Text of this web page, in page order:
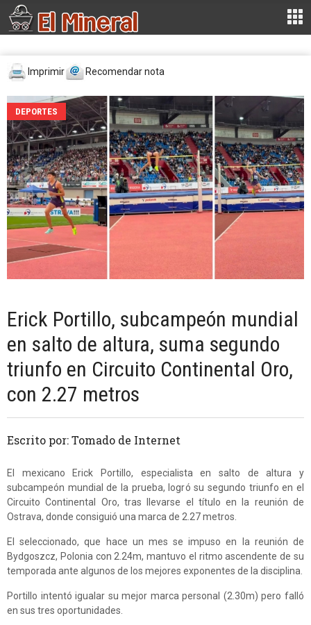
Imprimir Recomendar nota
DEPORTES
Erick Portillo, subcampeón mundial
en salto de altura, suma segundo
triunfo en Circuito Continental Oro,
con 2.27 metros
Escrito por: Tomado de Internet
El mexicano Erick Portillo, especialista en salto de altura y
subcampeón mundial de la prueba, logró su segundo triunfo en el
Circuito Continental Oro, tras llevarse el título en la reunión de
Ostrava, donde consiguió una marca de 2.27 metros.
El seleccionado, que hace un mes se impuso en la reunión de
Bydgoszcz, Polonia con 2.24m, mantuvo el ritmo ascendente de su
temporada ante algunos de los mejores exponentes de la disciplina.
Portillo intentó igualar su mejor marca personal (2.30m) pero falló
en sus tres oportunidades.